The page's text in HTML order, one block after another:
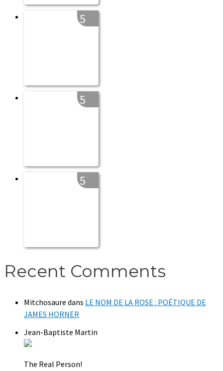
5
5
5
Recent Comments
Mitchosaure dans LE NOM DE LA ROSE : POÉTIQUE DE
JAMES HORNER
Jean-Baptiste Martin
The Real Person!